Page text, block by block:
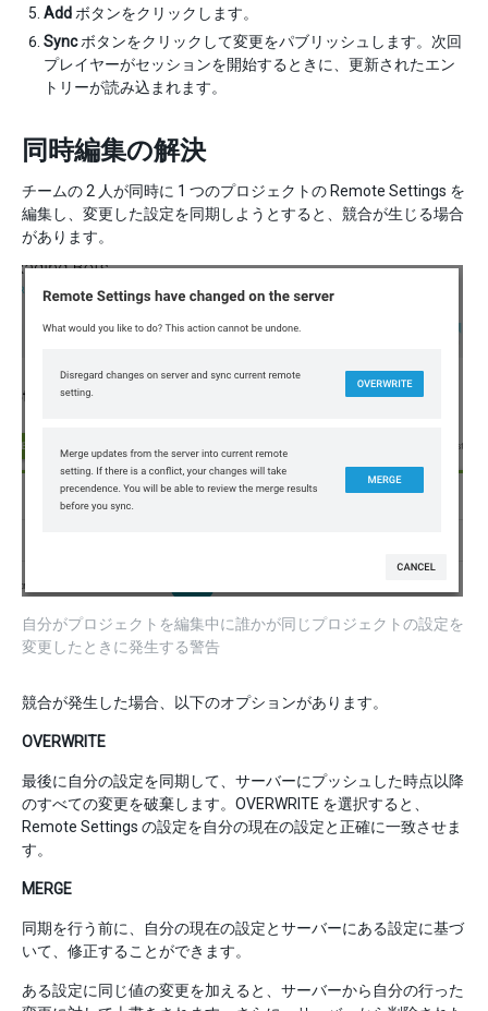
Addボタンをクリックします。
Syncボタンをクリックして変更をパブリッシュします。次回
プレイヤーがセッションを開始するときに、更新されたエン
トリーが読み込まれます。
同時編集の解決
チームの 2 人が同時に 1 つのプロジェクトの Remote Settings を
編集し、変更した設定を同期しようとすると、競合が生じる場合
があります。
自分がプロジェクトを編集中に誰かが同じプロジェクトの設定を
変更したときに発生する警告
競合が発生した場合、以下のオプションがあります。
OVERWRITE
最後に自分の設定を同期して、サーバーにプッシュした時点以降
のすべての変更を破棄します。OVERWRITE を選択すると、
Remote Settings の設定を自分の現在の設定と正確に一致させま
す。
MERGE
同期を行う前に、自分の現在の設定とサーバーにある設定に基づ
いて、修正することができます。
ある設定に同じ値の変更を加えると、サーバーから自分の行った